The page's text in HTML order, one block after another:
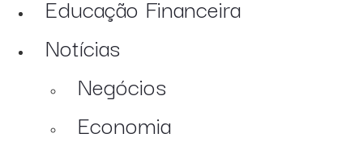
Educação Financeira
Notícias
Negócios
Economia